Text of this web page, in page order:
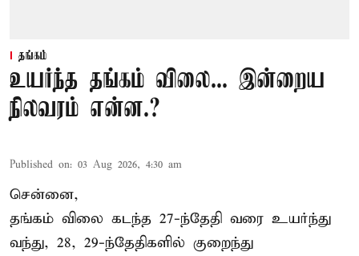
தங்கம்
உயர்ந்த தங்கம் விலை... இன்றைய
நிலவரம் என்ன.?
Published on: 03 Aug 2026, 4:30 am
சென்னை,
தங்கம் விலை கடந்த 27-ந்தேதி வரை உயர்ந்து
வந்து, 28, 29-ந்தேதிகளில் குறைந்து